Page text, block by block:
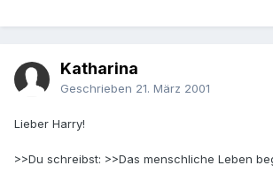
Katharina
Geschrieben 21. März 2001
Lieber Harry!
>>Du schreibst: >>Das menschliche Leben